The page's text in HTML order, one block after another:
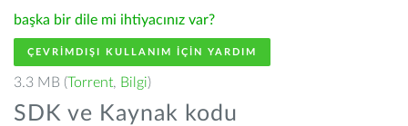
başka bir dile mi ihtiyacınız var?
ÇEVRIMDIŞI KULLANIM IÇIN YARDIM
3.3 MB (Torrent, Bilgi)
SDK ve Kaynak kodu